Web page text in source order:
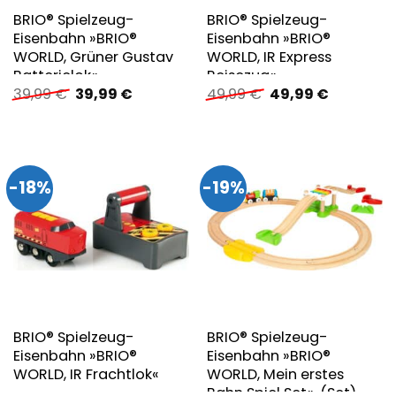
BRIO® Spielzeug-
Eisenbahn »BRIO®
WORLD, Grüner Gustav
Batterielok«
39,99€ Ursprünglicher
Preis
39,99 €Aktueller
BRIO® Spielzeug-
Eisenbahn »BRIO®
WORLD, IR Express
Reisezug«
49,99€ Ursprünglicher
Preis
49,99 €Aktueller
-18%
BRIO® Spielzeug-
Eisenbahn »BRIO®
WORLD, IR Frachtlok«
-19%
BRIO® Spielzeug-
Eisenbahn »BRIO®
WORLD, Mein erstes